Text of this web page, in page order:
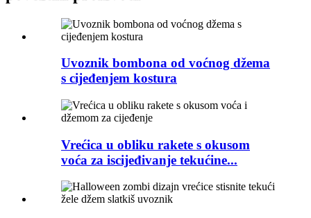
Uvoznik bombona od voćnog džema
s cijeđenjem kostura
Vrećica u obliku rakete s okusom
voća za iscijeđivanje tekućine...